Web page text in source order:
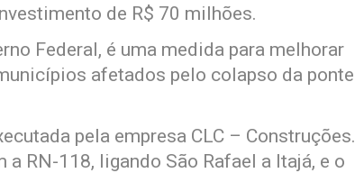
de R$ 70 milhões.
Federal, é uma medida para melhorar
afetados pelo colapso da ponte
pela empresa CLC – Construções.
RN-118, ligando São Rafael a Itajá, e o